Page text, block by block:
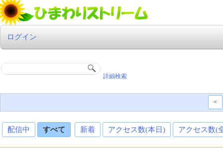
ログイン
詳細検索
<
配信中 すべて 新着 アクセス数(本日) アクセス数(